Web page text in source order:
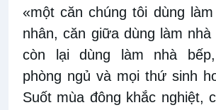
«một căn chúng tôi dùng
nhân, căn giữa dùng làm nhà
còn lại dùng làm nhà
phòng ngủ và mọi thứ sinh
Suốt mùa đông khắc nghiệt,